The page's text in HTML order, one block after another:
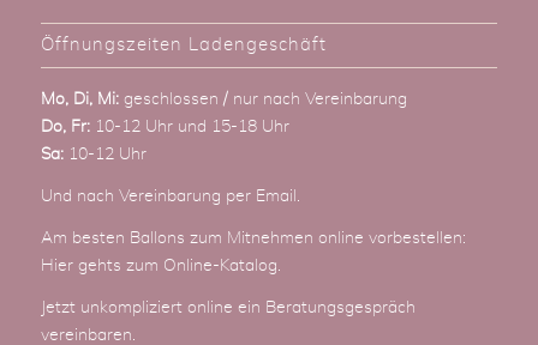
Öffnungszeiten Ladengeschäft
Mo, Di, Mi:geschlossen / nur nach Vereinbarung
Do, Fr:10-12 Uhr und 15-18 Uhr
Sa:10-12 Uhr
Und nach Vereinbarung per Email .
Am besten Ballons zum Mitnehmen online vorbestellen:
Hier gehts zum Online-Katalog.
Jetzt unkompliziert online ein Beratungsgespräch
vereinbaren.